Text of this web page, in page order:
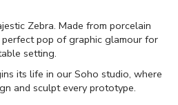
Zebra. Made from porcelain
pop of graphic glamour for
setting.
its life in our Soho studio, where
and sculpt every prototype.